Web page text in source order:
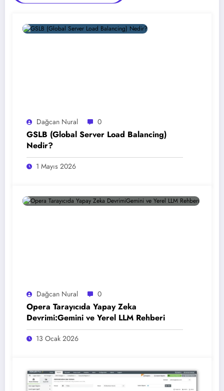
Dağcan Nural 0
GSLB (Global Server Load Balancing)
Nedir?
1 Mayıs 2026
Dağcan Nural 0
Opera Tarayıcıda Yapay Zeka
Devrimi:Gemini ve Yerel LLM Rehberi
13 Ocak 2026